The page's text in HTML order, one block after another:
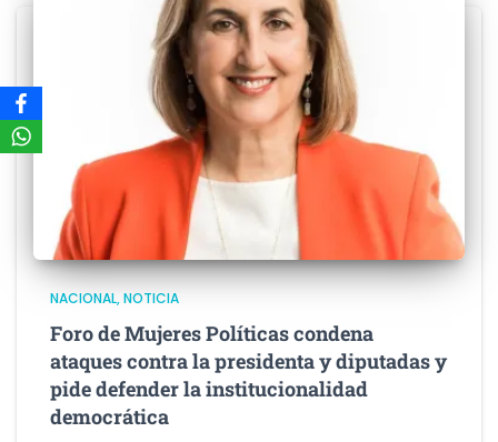
NACIONAL NOTICIA
Foro de Mujeres Políticas condena
ataques contra la presidenta y diputadas y
pide defender la institucionalidad
democrática